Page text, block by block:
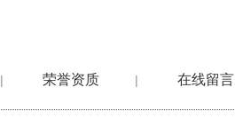
| 荣誉资质 | 在线留言